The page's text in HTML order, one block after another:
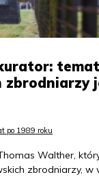
zbrodniarzy
po 1989 roku
Walther,
zbrodniarzy,